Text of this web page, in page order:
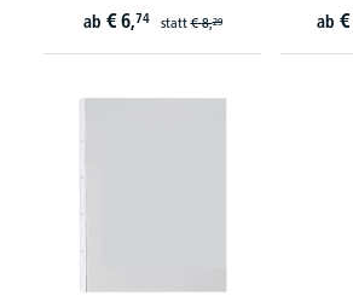
ab € 6,74 statt€ 8,29 ab €